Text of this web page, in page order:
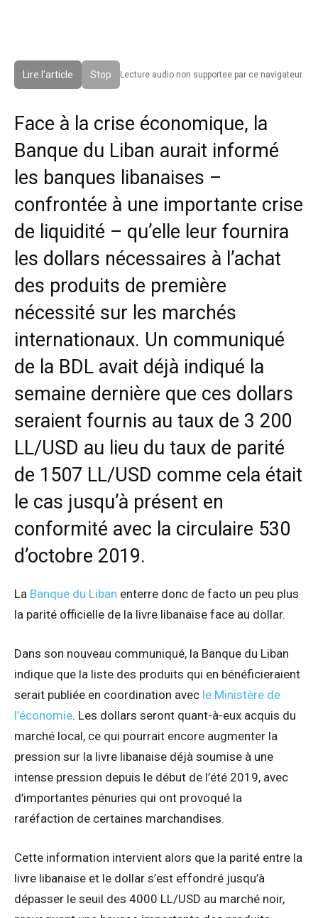
Lire l'article Stop Lecture audio non supportee par ce navigateur.
Face à la crise économique, la
Banque du Liban aurait informé
les banques libanaises –
confrontée à une importante crise
de liquidité – qu’elle leur fournira
les dollars nécessaires à l’achat
des produits de première
nécessité sur les marchés
internationaux. Un communiqué
de la BDL avait déjà indiqué la
semaine dernière que ces dollars
seraient fournis au taux de 3 200
LL/USD au lieu du taux de parité
de 1507 LL/USD comme cela était
le cas jusqu’à présent en
conformité avec la circulaire 530
d’octobre 2019.
La Banque du Liban enterre donc de facto un peu plus
la parité officielle de la livre libanaise face au dollar.
Dans son nouveau communiqué, la Banque du Liban
indique que la liste des produits qui en bénéficieraient
serait publiée en coordination avec le Ministère de
l’économie. Les dollars seront quant-à-eux acquis du
marché local, ce qui pourrait encore augmenter la
pression sur la livre libanaise déjà soumise à une
intense pression depuis le début de l’été 2019, avec
d’importantes pénuries qui ont provoqué la
raréfaction de certaines marchandises.
Cette information intervient alors que la parité entre la
livre libanaise et le dollar s’est effondré jusqu’à
dépasser le seuil des 4000 LL/USD au marché noir,